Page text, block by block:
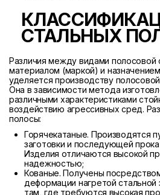
СТАЛЬНЫХ
Различия между видами полосовой
материалом (маркой) и
уделяется производству
Она в зависимости метода
различными характеристиками
воздействию агрессивных сред.
полосы:
Горячекатаные. Производятся
заготовки и последующей
Изделия отличаются высокой
надежностью;
Кованые. Получены
деформации нагретой стальной
там, где требуются высокая